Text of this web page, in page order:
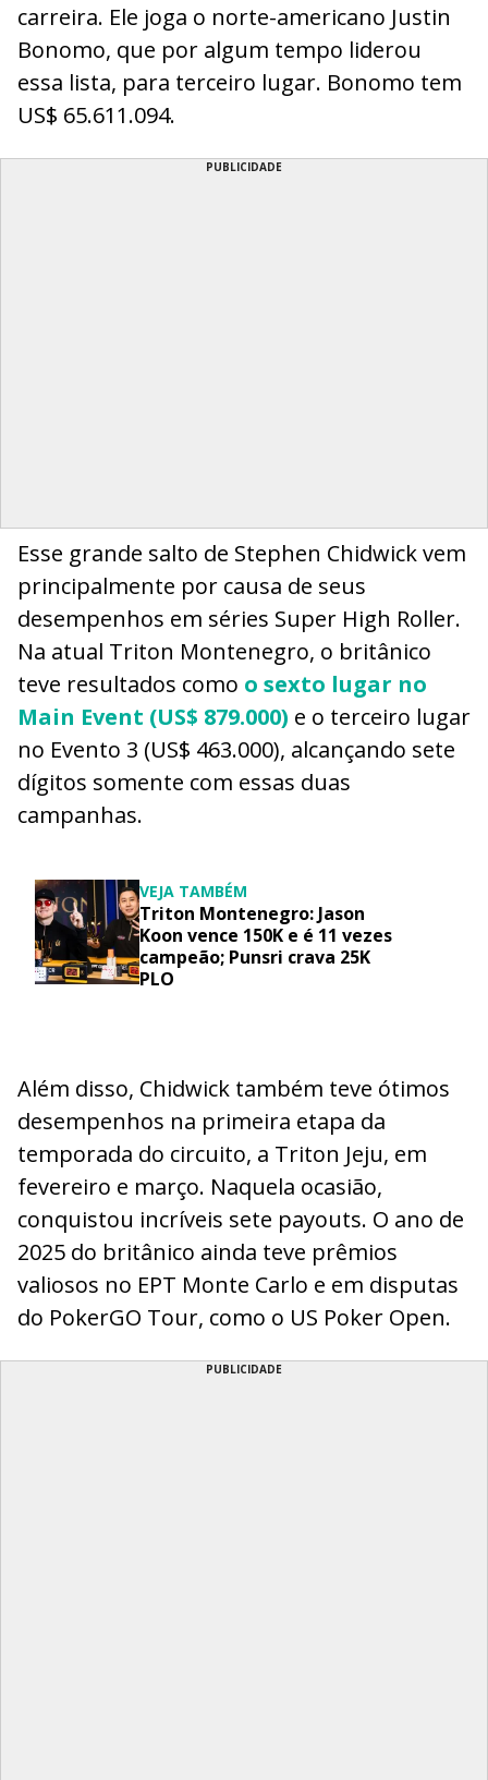
carreira. Ele joga o norte-americano Justin
Bonomo, que por algum tempo liderou
essa lista, para terceiro lugar. Bonomo tem
US$ 65.611.094.
PUBLICIDADE
Esse grande salto de Stephen Chidwick vem
principalmente por causa de seus
desempenhos em séries Super High Roller.
Na atual Triton Montenegro, o britânico
teve resultados como o sexto lugar no
Main Event (US$ 879.000) e o terceiro lugar
no Evento 3 (US$ 463.000), alcançando sete
dígitos somente com essas duas
campanhas.
VEJA TAMBÉM
Triton Montenegro: Jason
Koon vence 150K e é 11 vezes
campeão; Punsri crava 25K
PLO
Além disso, Chidwick também teve ótimos
desempenhos na primeira etapa da
temporada do circuito, a Triton Jeju, em
fevereiro e março. Naquela ocasião,
conquistou incríveis sete payouts. O ano de
2025 do britânico ainda teve prêmios
valiosos no EPT Monte Carlo e em disputas
do PokerGO Tour, como o US Poker Open.
PUBLICIDADE